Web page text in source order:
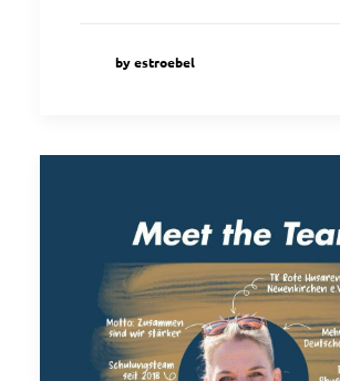
by estroebel